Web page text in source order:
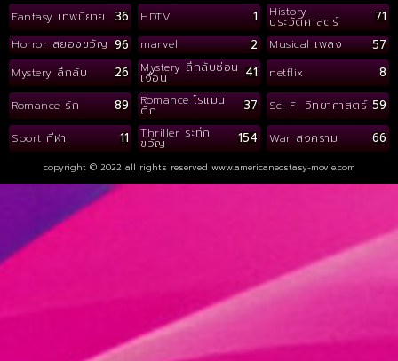
Fantasy เทพนิยาย 36 HDTV 1 History
ประวัติศาสตร์ 71
Horror สยองขวัญ 96 marvel 2 Musical เพลง 57
Mystery ลึกลับ 26 Mystery ลึกลับซ่อน
เงื่อน 41 netflix 8
Romance รัก 89 Romance โรแมน
ติก 37 Sci-Fi วิทยาศาสตร์ 59
Sport กีฬา 11 Thriller ระทึก
ขวัญ 154 War สงคราม 66
copyright © 2022 all rights reserved www.americanecstasy-movie.com